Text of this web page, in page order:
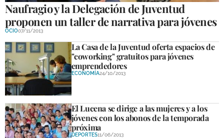
Naufragio y la Delegación de Juventud
proponen un taller de narrativa para jóvenes
OCIO07/11/2013
La Casa de la Juventud oferta espacios de
"coworking" gratuitos para jóvenes
emprendedores
ECONOMÍA24/10/2013
El Lucena se dirige a las mujeres y a los
jóvenes con los abonos de la temporada
próxima
DEPORTES11/06/2013